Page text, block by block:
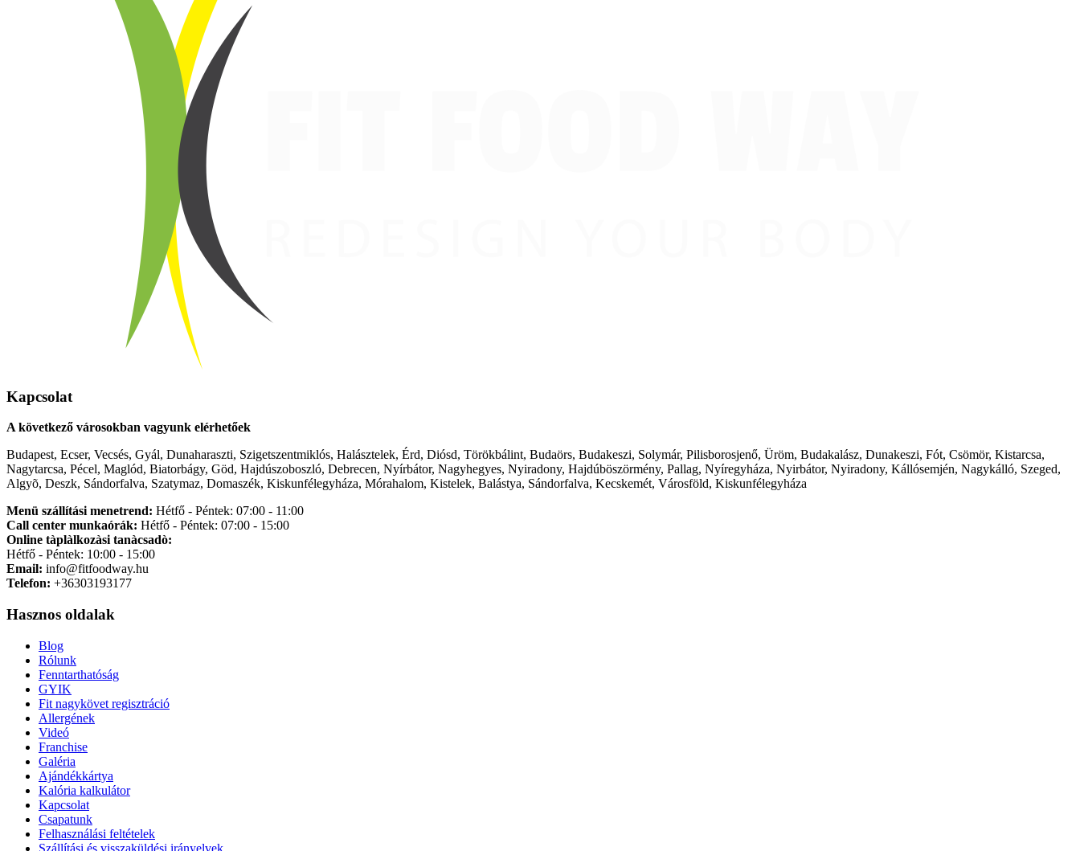
Kapcsolat
A következő városokban vagyunk elérhetőek
Budapest, Ecser, Vecsés, Gyál, Dunaharaszti, Szigetszentmiklós, Halásztelek, Érd, Diósd, Törökbálint, Budaörs, Budakeszi, Solymár, Pilisborosjenő, Üröm, Budakalász, Dunakeszi, Fót, Csömör, Kistarcsa,
Nagytarcsa, Pécel, Maglód, Biatorbágy, Göd, Hajdúszoboszló, Debrecen, Nyírbátor, Nagyhegyes, Nyiradony, Hajdúböszörmény, Pallag, Nyíregyháza, Nyirbátor, Nyiradony, Kállósemjén, Nagykálló, Szeged,
Algyõ, Deszk, Sándorfalva, Szatymaz, Domaszék, Kiskunfélegyháza, Mórahalom, Kistelek, Balástya, Sándorfalva, Kecskemét, Városföld, Kiskunfélegyháza
Menü szállítási menetrend: Hétfő - Péntek: 07:00 - 11:00
Call center munkaórák: Hétfő - Péntek: 07:00 - 15:00
Online tàplàlkozàsi tanàcsadò:
Hétfő - Péntek: 10:00 - 15:00
Email: info@fitfoodway.hu
Telefon: +36303193177
Hasznos oldalak
Blog
Rólunk
Fenntarthatóság
GYIK
Fit nagykövet regisztráció
Allergének
Videó
Franchise
Galéria
Ajándékkártya
Kalória kalkulátor
Kapcsolat
Csapatunk
Felhasználási feltételek
Szállítási és visszaküldési irányelvek